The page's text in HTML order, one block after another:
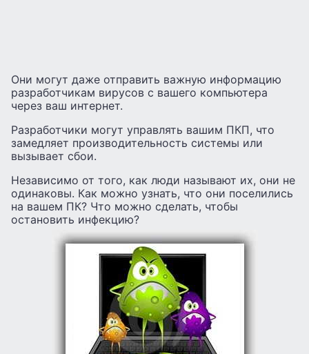
Они могут даже отправить важную информацию
разработчикам вирусов с вашего компьютера
через ваш интернет.
Разработчики могут управлять вашим ПКП, что
замедляет производительность системы или
вызывает сбои.
Независимо от того, как люди называют их, они не
одинаковы. Как можно узнать, что они поселились
на вашем ПК? Что можно сделать, чтобы
остановить инфекцию?